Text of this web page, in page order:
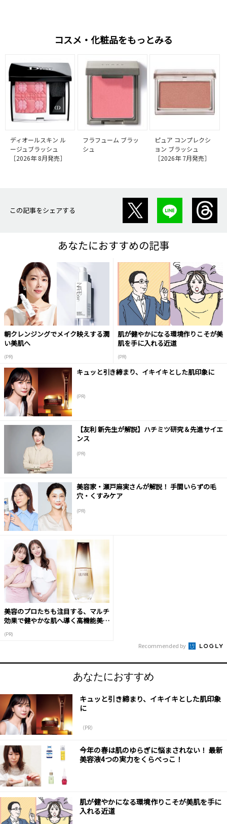
コスメ・化粧品をもっとみる
ディオールスキン ル
ージュブラッシュ
［2026年 8月発売］
フラフューム ブラッ
シュ
ピュア コンプレクシ
ョン ブラッシュ
［2026年 7月発売］
この記事をシェアする
あなたにおすすめの記事
朝クレンジングでメイク映えする潤
い美肌へ
(PR)
肌が健やかになる環境作りこそが美
肌を手に入れる近道
(PR)
キュッと引き締まり、イキイキとした肌印象に
(PR)
【友利 新先生が解説】ハチミツ研究＆先進サイエ
ンス
(PR)
美容家・瀬戸麻実さんが解説！ 手間いらずの毛
穴・くすみケア
(PR)
美容のプロたちも注目する、マルチ
効果で健やかな肌へ導く高機能美容
(PR)
Recommended by
あなたにおすすめ
キュッと引き締まり、イキイキとした肌印象
に
（PR）
今年の春は肌のゆらぎに悩まされない！ 最新
美容液4つの実力をくらべっこ！
肌が健やかになる環境作りこそが美肌を手に
入れる近道